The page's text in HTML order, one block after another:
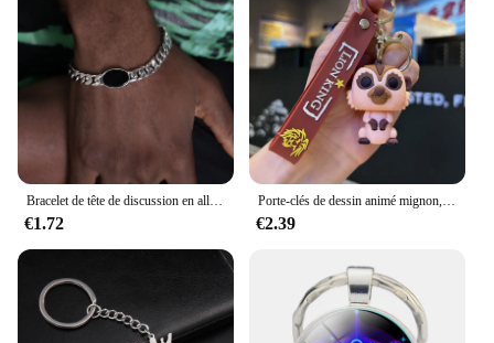
Bracelet de tête de discussion en alliage dominateur pour homme, acier inoxydable, lien de pneu de document en or, cadeau de luxe, JOfraîchement
€1.72
Porte-clés de dessin animé mignon, pendentif de voiture de couple, le même sac de confrontation de beurre
€2.39